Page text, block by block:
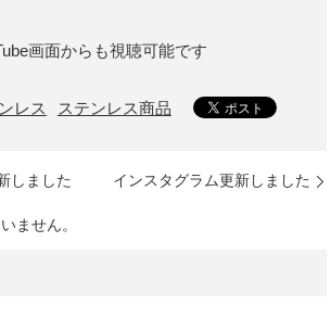
画面からも視聴可能です
レス ステンレス商品
しました インスタグラム更新しました
ません。